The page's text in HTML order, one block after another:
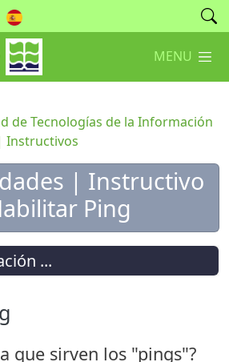
MENU
de Tecnologías de la Información
Instructivos
| Instructivo
Ping
que sirven los "pings"?
...